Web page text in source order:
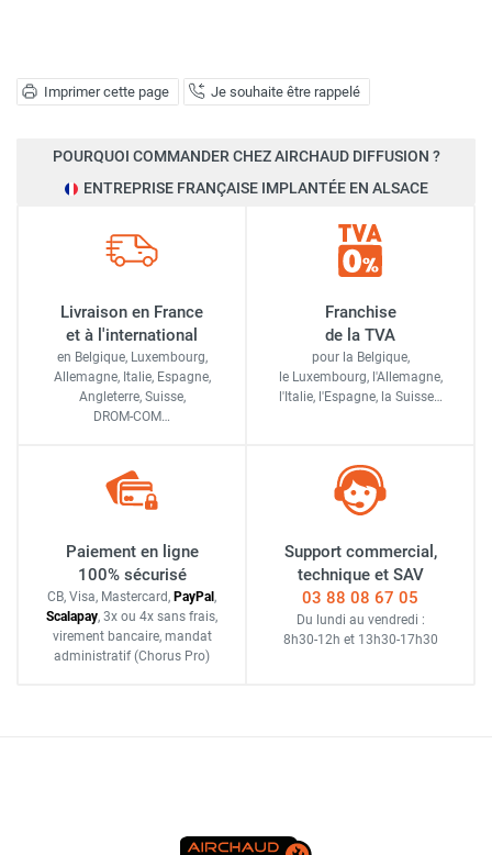
Imprimer cette page Je souhaite être rappelé
POURQUOI COMMANDER CHEZ AIRCHAUD DIFFUSION ?
ENTREPRISE FRANÇAISE IMPLANTÉE EN ALSACE
Livraison en France
et à l'international
en Belgique, Luxembourg,
Allemagne, Italie, Espagne,
Angleterre, Suisse,
DROM-COM…
Franchise
de la TVA
pour la Belgique,
le Luxembourg, l'Allemagne,
l'Italie, l'Espagne, la Suisse…
Paiement en ligne
100% sécurisé
CB, Visa, Mastercard, PayPal ,
Scalapay, 3x ou 4x sans frais,
virement bancaire, mandat
administratif (Chorus Pro)
Support commercial,
technique et SAV
03 88 08 67 05
Du lundi au vendredi :
8h30-12h et 13h30-17h30